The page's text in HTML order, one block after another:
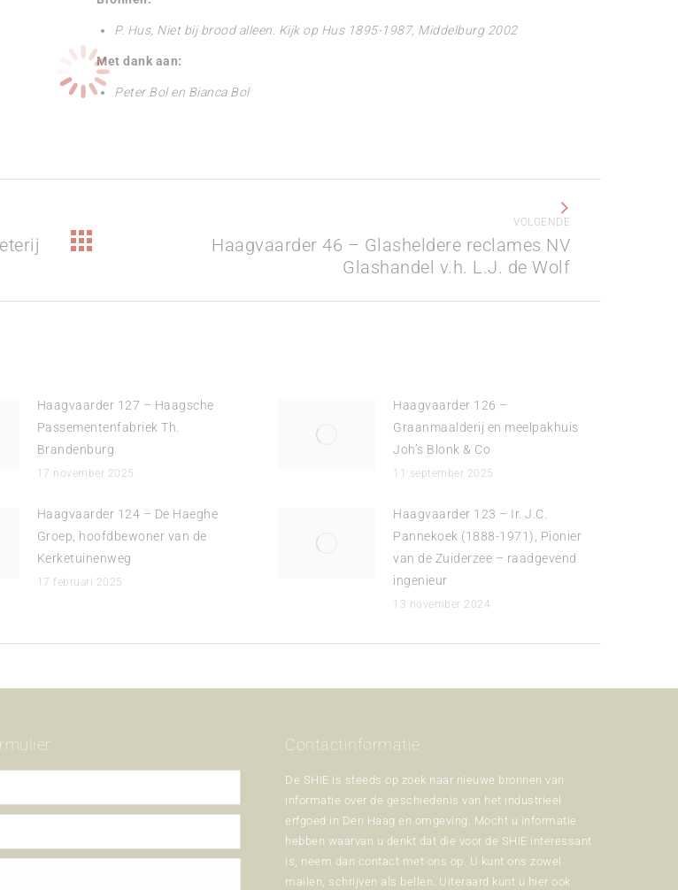
P. Hus, Niet bij brood alleen. Kijk op Hus 1895-1987, Middelburg 2002
Met dank aan:
Peter Bol en Bianca Bol
VOLGENDE
Haagvaarder 46 – Glasheldere reclames NV
Glashandel v.h. L.J. de Wolf
Haagvaarder 127 – Haagsche
Passementenfabriek Th.
Brandenburg
17 november 2025
Haagvaarder 126 –
Graanmaalderij en meelpakhuis
Joh’s Blonk & Co
11 september 2025
Haagvaarder 124 – De Haeghe
Groep, hoofdbewoner van de
Kerketuinenweg
17 februari 2025
Haagvaarder 123 – Ir. J.C.
Pannekoek (1888-1971), Pionier
van de Zuiderzee – raadgevend
ingenieur
13 november 2024
Contactinformatie
De SHIE is steeds op zoek naar nieuwe bronnen van
informatie over de geschiedenis van het industrieel
erfgoed in Den Haag en omgeving. Mocht u informatie
hebben waarvan u denkt dat die voor de SHIE interessant
is, neem dan contact met ons op. U kunt ons zowel
mailen, schrijven als bellen. Uiteraard kunt u hier ook